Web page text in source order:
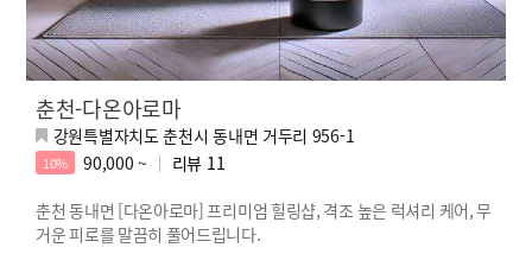
춘천-다온아로마
강원특별자치도 춘천시 동내면 거두리 956-1
10% 90,000 ~ 리뷰 11
춘천 동내면 [다온아로마] 프리미엄 힐링샵, 격조 높은 럭셔리 케어, 무
거운 피로를 말끔히 풀어드립니다.